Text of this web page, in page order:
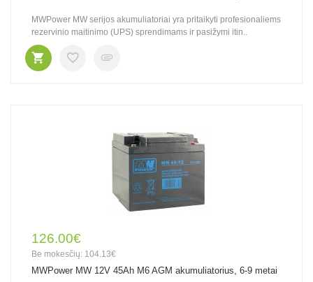
MWPower MW serijos akumuliatoriai yra pritaikyti profesionaliems
rezervinio maitinimo (UPS) sprendimams ir pasižymi itin..
126.00€
Be mokesčių: 104.13€
MWPower MW 12V 45Ah M6 AGM akumuliatorius, 6-9 metai